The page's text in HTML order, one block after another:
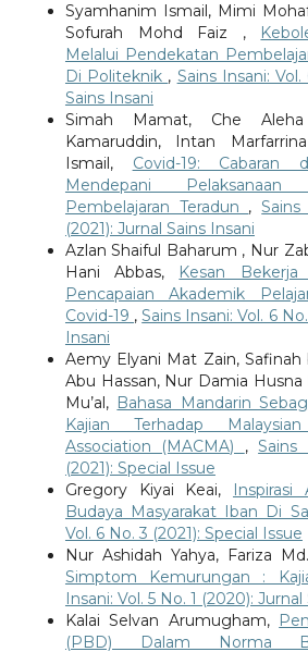
Syamhanim Ismail, Mimi
Sofurah Mohd Faiz ,
Melalui Pendekatan
Di Politeknik , Sains Insani:
Sains Insani
Simah Mamat, Che
Kamaruddin, Intan
Ismail, Covid-19: Cabaran
Mendepani
Pembelajaran Teradun ,
(2021): Jurnal Sains Insani
Azlan Shaiful Baharum , Nur
Hani Abbas, Kesan Bekerja
Pencapaian Akademik
Covid-19 ,Sains Insani: Vol. 6
Insani
Aemy Elyani Mat Zain,
Abu Hassan, Nur Damia Husna
Mu’al, Bahasa Mandarin
Kajian Terhadap
Association (MACMA) ,
(2021): Special Issue
Gregory Kiyai Keai,
Budaya Masyarakat Iban Di
Vol. 6 No. 3 (2021): Special Issue
Nur Ashidah Yahya, Fariza
Simptom Kemurungan :
Insani: Vol. 5 No. 1 (2020):
Kalai Selvan Arumugham,
(PBD) Dalam Norma